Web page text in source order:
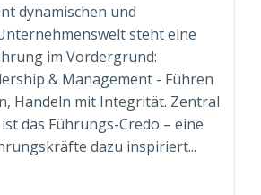
dynamischen und
steht eine
im Vordergrund:
& Management - Führen
Handeln mit Integrität. Zentral
das Führungs-Credo – eine
dazu inspiriert...